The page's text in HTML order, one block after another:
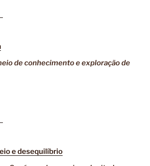
de conhecimento e exploração de
e desequilíbrio